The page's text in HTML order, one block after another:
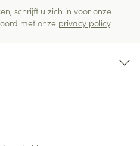
schrijft u zich in voor onze
met onze privacy policy.